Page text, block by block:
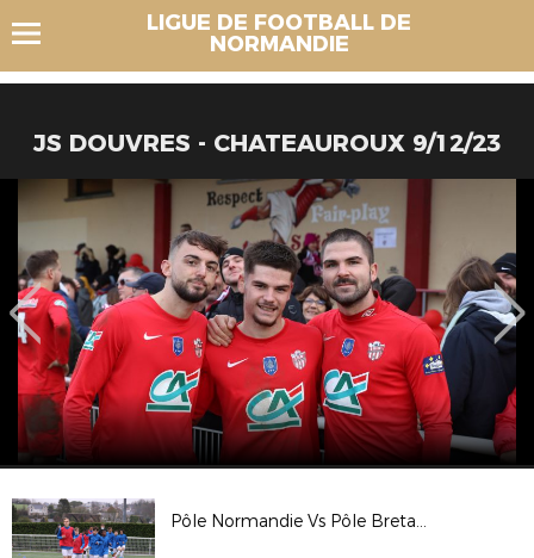
LIGUE DE FOOTBALL DE
NORMANDIE
JS DOUVRES - CHATEAUROUX 9/12/23
Pôle Normandie Vs Pôle Bretagne